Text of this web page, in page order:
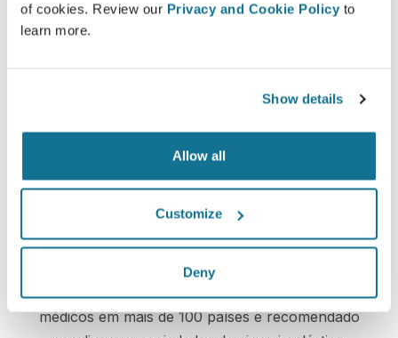
of cookies. Review our Privacy and Cookie Policy to
learn more.
Show details
Allow all
Customize
Deny
Fácil e seguro
criptografados, o que garante que suas
Alta tecnologia
Primeiro simulador 3D para cirurgia plástica e
procedimentos estéticos na internet utilizado por
médicos em mais de 100 países e recomendado